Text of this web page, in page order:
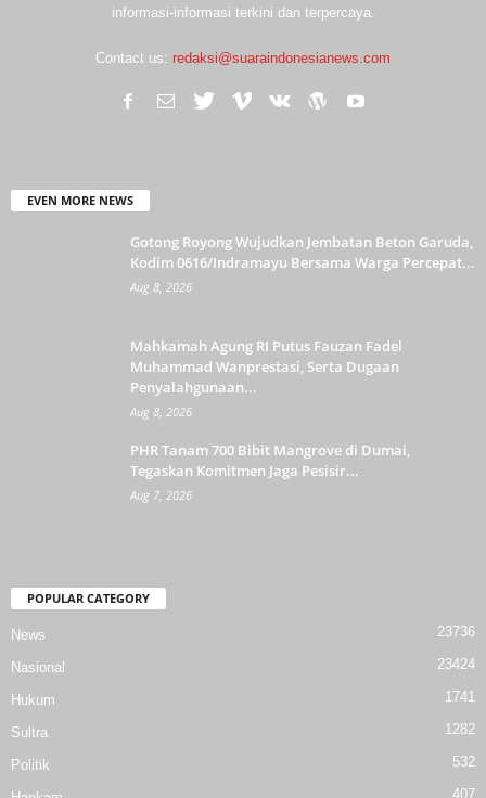
informasi-informasi terkini dan terpercaya.
Contact us: redaksi@suaraindonesianews.com
EVEN MORE NEWS
Gotong Royong Wujudkan Jembatan Beton Garuda,
Kodim 0616/Indramayu Bersama Warga Percepat...
Aug 8, 2026
Mahkamah Agung RI Putus Fauzan Fadel
Muhammad Wanprestasi, Serta Dugaan
Penyalahgunaan...
Aug 8, 2026
PHR Tanam 700 Bibit Mangrove di Dumai,
Tegaskan Komitmen Jaga Pesisir...
Aug 7, 2026
POPULAR CATEGORY
News 23736
Nasional 23424
Hukum 1741
Sultra 1282
Politik 532
407